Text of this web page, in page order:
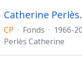
Catherine
CP · Fonds · 1966-
Perlès Catherine